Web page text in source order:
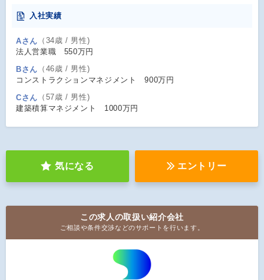
入社実績
Aさん （34歳 / 男性)
法人営業職 550万円
Bさん （46歳 / 男性)
コンストラクションマネジメント 900万円
Cさん （57歳 / 男性)
建築積算マネジメント 1000万円
気になる エントリー
この求人の取扱い紹介会社
ご相談や条件交渉などのサポートを行います。